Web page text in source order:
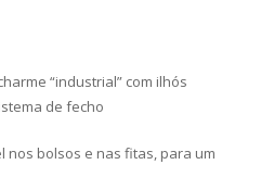
“industrial” com ilhós
de fecho
nos bolsos e nas fitas, para um